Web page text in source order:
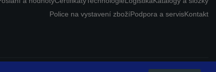
Police na vystavení zbožíPodpora a servisKontakt